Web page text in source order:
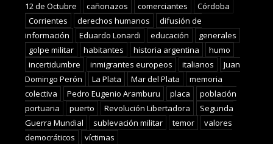
12 de Octubre
cañonazos comerciantes
Córdoba
Corrientes
derechos humanos
difusión de
información
Eduardo Lonardi educación
generales
golpe militar
habitantes historia argentina
humo
incertidumbre
inmigrantes europeos italianos
Juan
Domingo Perón
La Plata Mar del Plata
memoria
colectiva
Pedro Eugenio Aramburu placa
población
portuaria
puerto Revolución Libertadora
Segunda
Guerra Mundial
sublevación militar temor
valores
democráticos
víctimas